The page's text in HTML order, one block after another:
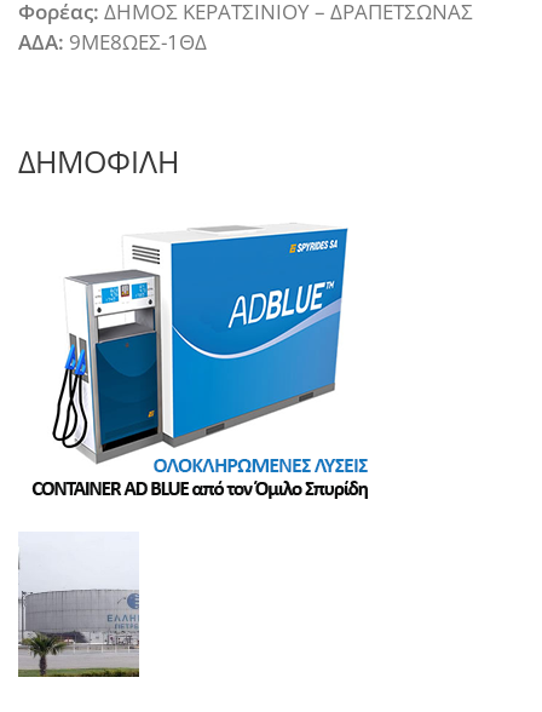
Φορέας: ΔΗΜΟΣ ΚΕΡΑΤΣΙΝΙΟΥ – ΔΡΑΠΕΤΣΩΝΑΣ
ΑΔΑ: 9ΜΕ8ΩΕΣ-1ΘΔ
ΔΗΜΟΦΙΛΗ